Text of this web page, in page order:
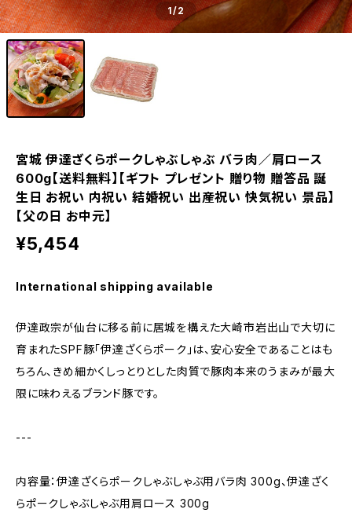
1/2
宮城 伊達ざくらポークしゃぶしゃぶ バラ肉／肩ロース
600g【送料無料】【ギフト プレゼント 贈り物 贈答品 誕
生日 お祝い 内祝い 結婚祝い 出産祝い 快気祝い 景品】
【父の日 お中元】
¥5,454
International shipping available
伊達政宗が仙台に移る前に居城を構えた大崎市岩出山で大切に
育まれたSPF豚「伊達ざくらポーク」は、安心安全であることはも
ちろん、きめ細かくしっとりとした肉質で豚肉本来のうまみが最大
限に味わえるブランド豚です。
---
内容量：伊達ざくらポークしゃぶしゃぶ用バラ肉 300g、伊達ざく
らポークしゃぶしゃぶ用肩ロース 300g